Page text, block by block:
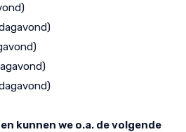
kunnen we o.a. de volgende